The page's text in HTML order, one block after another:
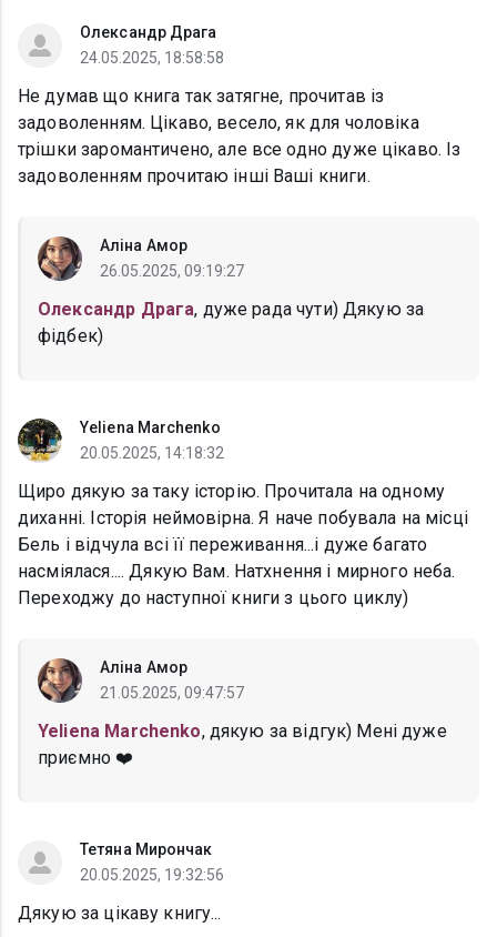
Олександр Драга
24.05.2025, 18:58:58
Не думав що книга так затягне, прочитав iз
задоволенням. Цiкаво, весело, як для чоловiка
трiшки заромантичено, але все одно дуже цiкаво. Iз
задоволенням прочитаю iншi Вашi книги.
Аліна Амор
26.05.2025, 09:19:27
Олександр Драга, дуже рада чути) Дякую за
фідбек)
Yeliena Marchenko
20.05.2025, 14:18:32
Щиро дякую за таку історію. Прочитала на одному
диханні. Історія неймовірна. Я наче побувала на місці
Бель і відчула всі її переживання...і дуже багато
насміялася.... Дякую Вам. Натхнення і мирного неба.
Переходжу до наступної книги з цього циклу)
Аліна Амор
21.05.2025, 09:47:57
Yeliena Marchenko, дякую за відгук) Мені дуже
приємно ❤️
Тетяна Мирончак
20.05.2025, 19:32:56
Дякую за цікаву книгу...